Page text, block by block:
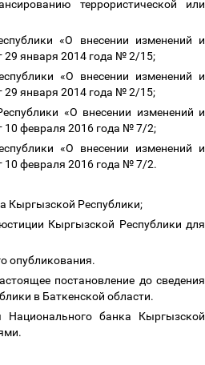
террористической или
«О внесении изменений и
29 января 2014 года № 2/15;
«О внесении изменений и
29 января 2014 года № 2/15;
«О внесении изменений и
10 февраля 2016 года № 7/2;
«О внесении изменений и
10 февраля 2016 года № 7/2.
Кыргызской Республики;
Кыргызской Республики для
опубликования.
постановление до сведения
в Баткенской области.
банка Кыргызской